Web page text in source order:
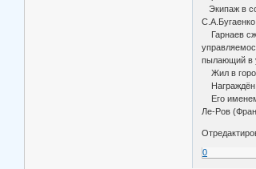
Экипаж в
Гарнаев
пылающий в
Жил в
Награждён
Его
Ле-Ров
0